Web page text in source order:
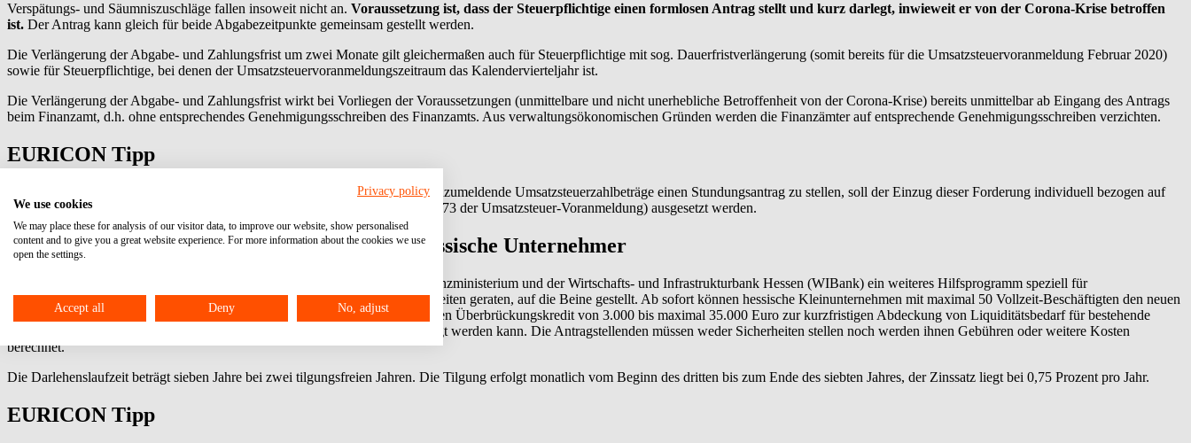
Verspätungs- und Säumniszuschläge fallen insoweit nicht an. Voraussetzung ist, dass der Steuerpflichtige einen formlosen Antrag stellt und kurz darlegt, inwieweit er von der Corona-Krise betroffen
ist. Der Antrag kann gleich für beide Abgabezeitpunkte gemeinsam gestellt werden.
Die Verlängerung der Abgabe- und Zahlungsfrist um zwei Monate gilt gleichermaßen auch für Steuerpflichtige mit sog. Dauerfristverlängerung (somit bereits für die Umsatzsteuervoranmeldung Februar 2020)
sowie für Steuerpflichtige, bei denen der Umsatzsteuervoranmeldungszeitraum das Kalendervierteljahr ist.
Die Verlängerung der Abgabe- und Zahlungsfrist wirkt bei Vorliegen der Voraussetzungen (unmittelbare und nicht unerhebliche Betroffenheit von der Corona-Krise) bereits unmittelbar ab Eingang des Antrags
beim Finanzamt, d.h. ohne entsprechendes Genehmigungsschreiben des Finanzamts. Aus verwaltungsökonomischen Gründen werden die Finanzämter auf entsprechende Genehmigungsschreiben verzichten.
EURICON Tipp
Sofern Sie ein SEPA-Lastschriftmandat erteilt haben und beabsichtigen, für anzumeldende Umsatzsteuerzahlbeträge einen Stundungsantrag zu stellen, soll der Einzug dieser Forderung individuell bezogen auf
die konkrete Umsatzsteuervoranmeldung durch die Kennzahlen 26 = 1 (Zeile 73 der Umsatzsteuer-Voranmeldung) ausgesetzt werden.
3. NEU: WIBank Krisen-Direktdarlehen für hessische Unternehmer
Das hessische Wirtschafsministerium hat gemeinsam mit dem hessischen Finanzministerium und der Wirtschafts- und Infrastrukturbank Hessen (WIBank) ein weiteres Hilfsprogramm speziell für
Kleinunternehmen, die auf Grund der Corona-Krise in finanzielle Schwierigkeiten geraten, auf die Beine gestellt. Ab sofort können hessische Kleinunternehmen mit maximal 50 Vollzeit-Beschäftigten den neuen
Direktkredit Hessen-Mikroliquidität beantragen. Dabei handelt es sich um einen Überbrückungskredit von 3.000 bis maximal 35.000 Euro zur kurzfristigen Abdeckung von Liquiditätsbedarf für bestehende
kleine Unternehmen und für Selbständige, der direkt bei der WIBank beantragt werden kann. Die Antragstellenden müssen weder Sicherheiten stellen noch werden ihnen Gebühren oder weitere Kosten
berechnet.
Die Darlehenslaufzeit beträgt sieben Jahre bei zwei tilgungsfreien Jahren. Die Tilgung erfolgt monatlich vom Beginn des dritten bis zum Ende des siebten Jahres, der Zinssatz liegt bei 0,75 Prozent pro Jahr.
EURICON Tipp
Privacy policy
We use cookies
We may place these for analysis of our visitor data, to improve our website, show personalised
content and to give you a great website experience. For more information about the cookies we use
open the settings.
Accept all Deny No, adjust